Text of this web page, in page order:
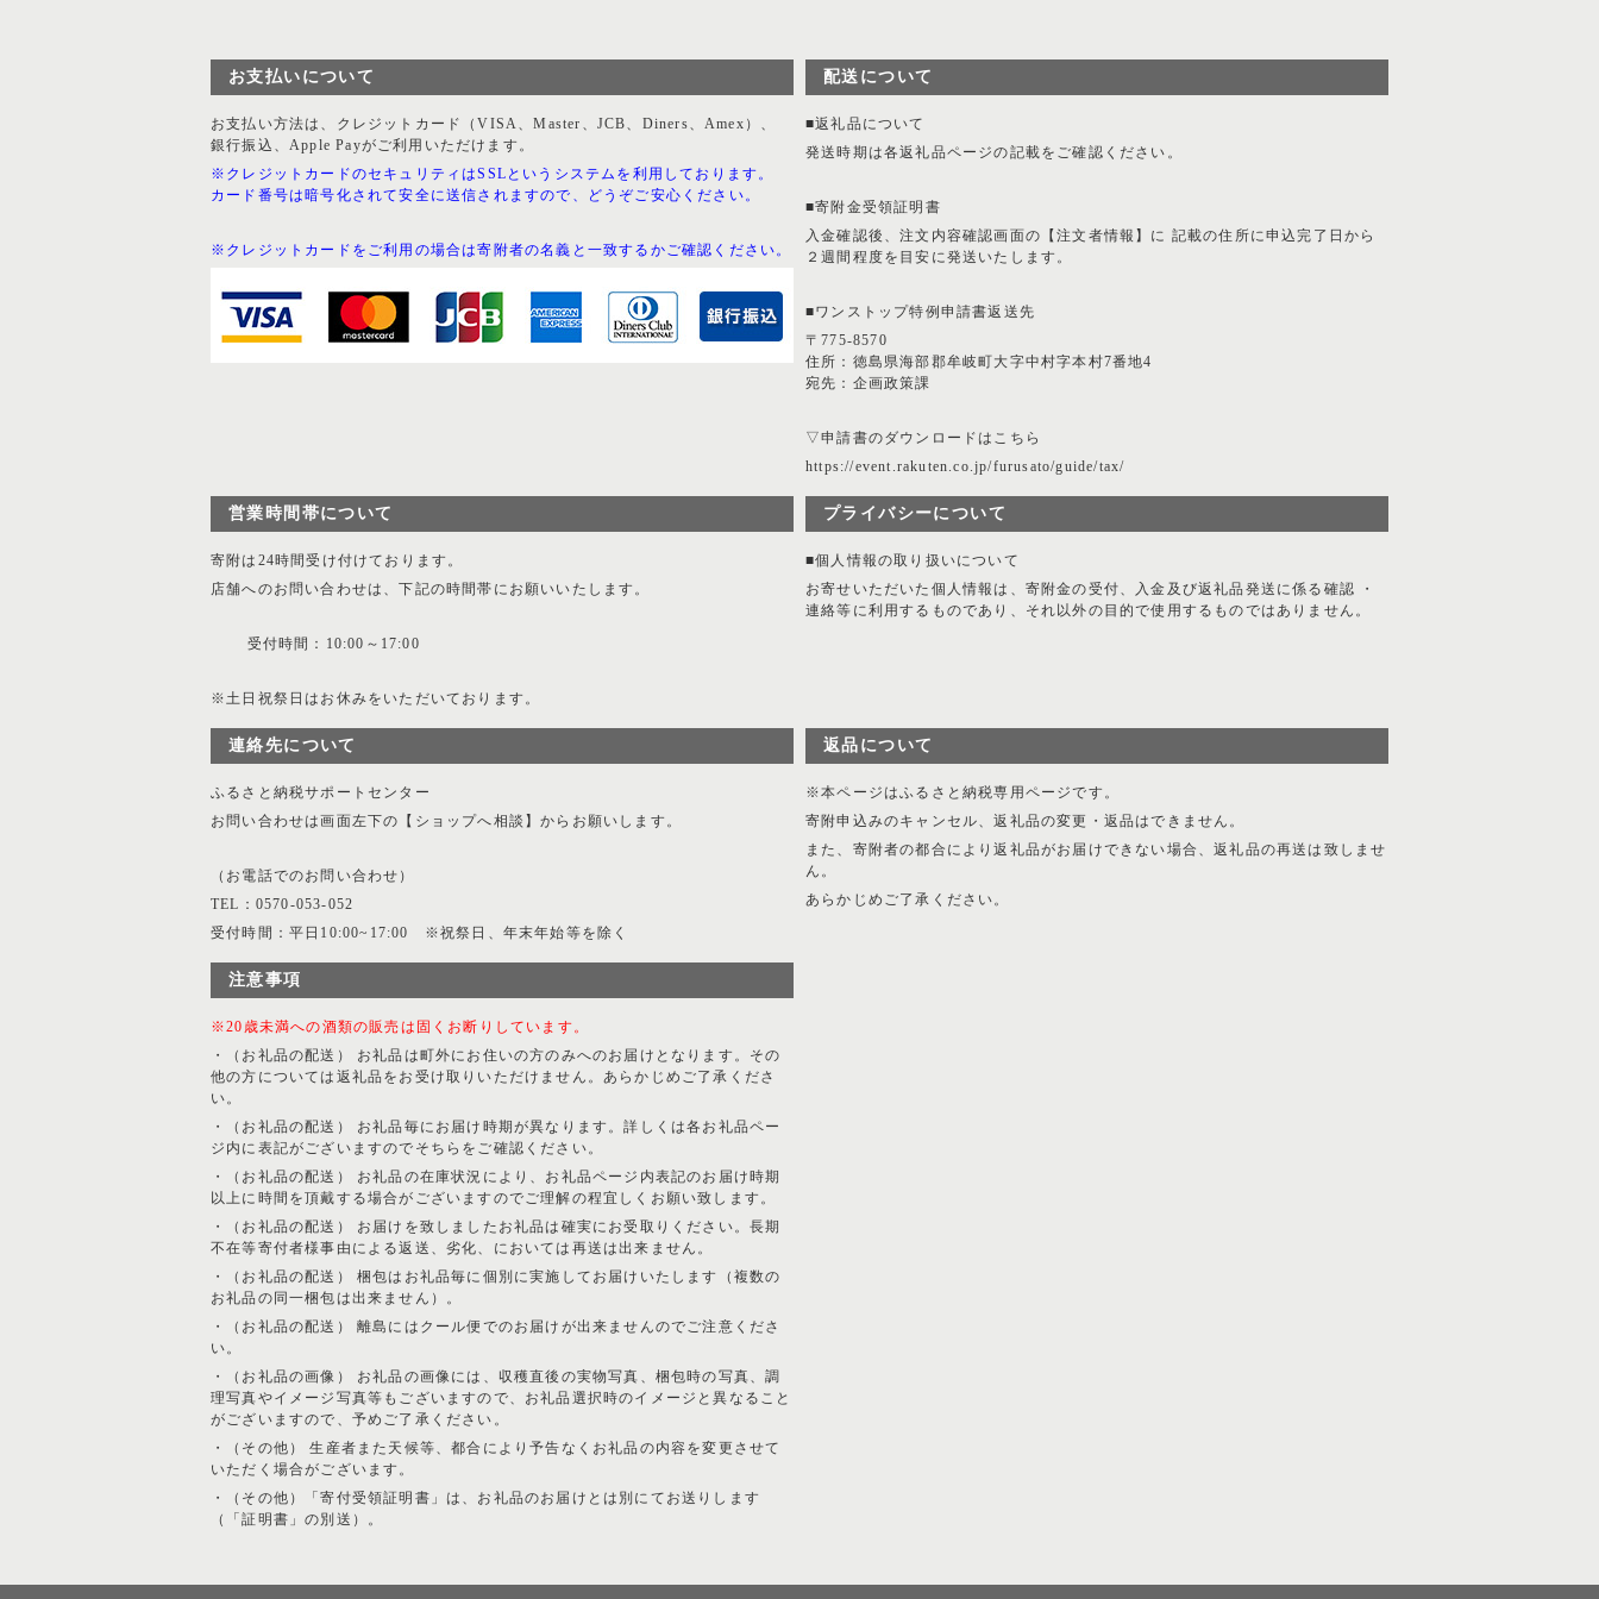
お支払いについて
お支払い方法は、クレジットカード（VISA、Master、JCB、Diners、Amex）、
銀行振込、Apple Payがご利用いただけます。
※クレジットカードのセキュリティはSSLというシステムを利用しております。
カード番号は暗号化されて安全に送信されますので、どうぞご安心ください。
※クレジットカードをご利用の場合は寄附者の名義と一致するかご確認ください。
配送について
■返礼品について
発送時期は各返礼品ページの記載をご確認ください。
■寄附金受領証明書
入金確認後、注文内容確認画面の【注文者情報】に 記載の住所に申込完了日から
２週間程度を目安に発送いたします。
■ワンストップ特例申請書返送先
〒775-8570
住所：徳島県海部郡牟岐町大字中村字本村7番地4
宛先：企画政策課
▽申請書のダウンロードはこちら
https://event.rakuten.co.jp/furusato/guide/tax/
営業時間帯について
寄附は24時間受け付けております。
店舗へのお問い合わせは、下記の時間帯にお願いいたします。
受付時間：10:00～17:00
※土日祝祭日はお休みをいただいております。
プライバシーについて
■個人情報の取り扱いについて
お寄せいただいた個人情報は、寄附金の受付、入金及び返礼品発送に係る確認 ・
連絡等に利用するものであり、それ以外の目的で使用するものではありません。
連絡先について
ふるさと納税サポートセンター
お問い合わせは画面左下の【ショップへ相談】からお願いします。
（お電話でのお問い合わせ）
TEL：0570-053-052
受付時間：平日10:00~17:00 ※祝祭日、年末年始等を除く
返品について
※本ページはふるさと納税専用ページです。
寄附申込みのキャンセル、返礼品の変更・返品はできません。
また、寄附者の都合により返礼品がお届けできない場合、返礼品の再送は致しませ
ん。
あらかじめご了承ください。
注意事項
※20歳未満への酒類の販売は固くお断りしています。
・（お礼品の配送） お礼品は町外にお住いの方のみへのお届けとなります。その
他の方については返礼品をお受け取りいただけません。あらかじめご了承くださ
い。
・（お礼品の配送） お礼品毎にお届け時期が異なります。詳しくは各お礼品ペー
ジ内に表記がございますのでそちらをご確認ください。
・（お礼品の配送） お礼品の在庫状況により、お礼品ページ内表記のお届け時期
以上に時間を頂戴する場合がございますのでご理解の程宜しくお願い致します。
・（お礼品の配送） お届けを致しましたお礼品は確実にお受取りください。長期
不在等寄付者様事由による返送、劣化、においては再送は出来ません。
・（お礼品の配送） 梱包はお礼品毎に個別に実施してお届けいたします（複数の
お礼品の同一梱包は出来ません）。
・（お礼品の配送） 離島にはクール便でのお届けが出来ませんのでご注意くださ
い。
・（お礼品の画像） お礼品の画像には、収穫直後の実物写真、梱包時の写真、調
理写真やイメージ写真等もございますので、お礼品選択時のイメージと異なること
がございますので、予めご了承ください。
・（その他） 生産者また天候等、都合により予告なくお礼品の内容を変更させて
いただく場合がございます。
・（その他）「寄付受領証明書」は、お礼品のお届けとは別にてお送りします
（「証明書」の別送）。